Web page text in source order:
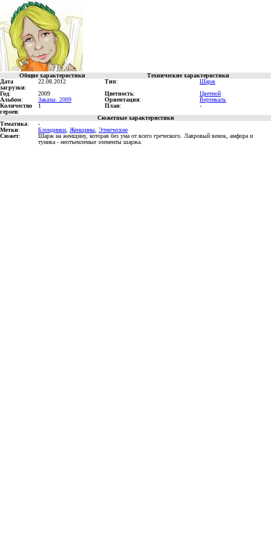
Общие характеристики
Технические характеристики
Дата
загрузки:
22.08.2012 Тип:
Шарж
Год: 2009 Цветность:
Цветной
Альбом: Заказы. 2009 Ориентация:
Вертикаль
Количество
героев:
1 План:
-
Сюжетные характеристики
Тематика:
-
Метки: Блондинки Женщины Этнические
Сюжет:
Шарж на женщину, которая без ума от всего греческого. Лавровый венок, амфора и
туника - неотъемлемые элементы шаржа.